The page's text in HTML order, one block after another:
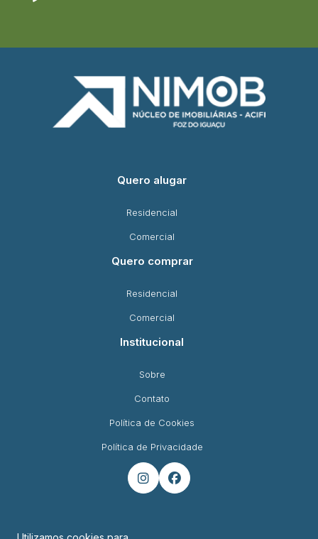
Quero alugar
Residencial
Comercial
Quero comprar
Residencial
Comercial
Institucional
Sobre
Contato
Política de Cookies
Política de Privacidade
 